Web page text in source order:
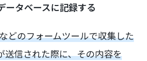
ータベースに記録する
どのフォームツールで収集した
送信された際に、その内容を